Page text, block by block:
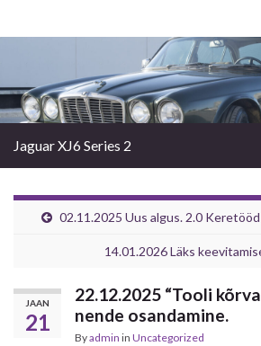
Search for:
Jaguar XJ6 Series 2
02.11.2025 Uus algus. 2.0
14.01.2026 Läks
JAAN
21
22.12.2025 “Tooli
nende osandamine.
Byadmin in Uncategorized